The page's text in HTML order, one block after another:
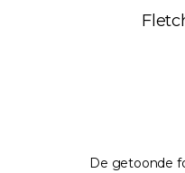
De getoonde